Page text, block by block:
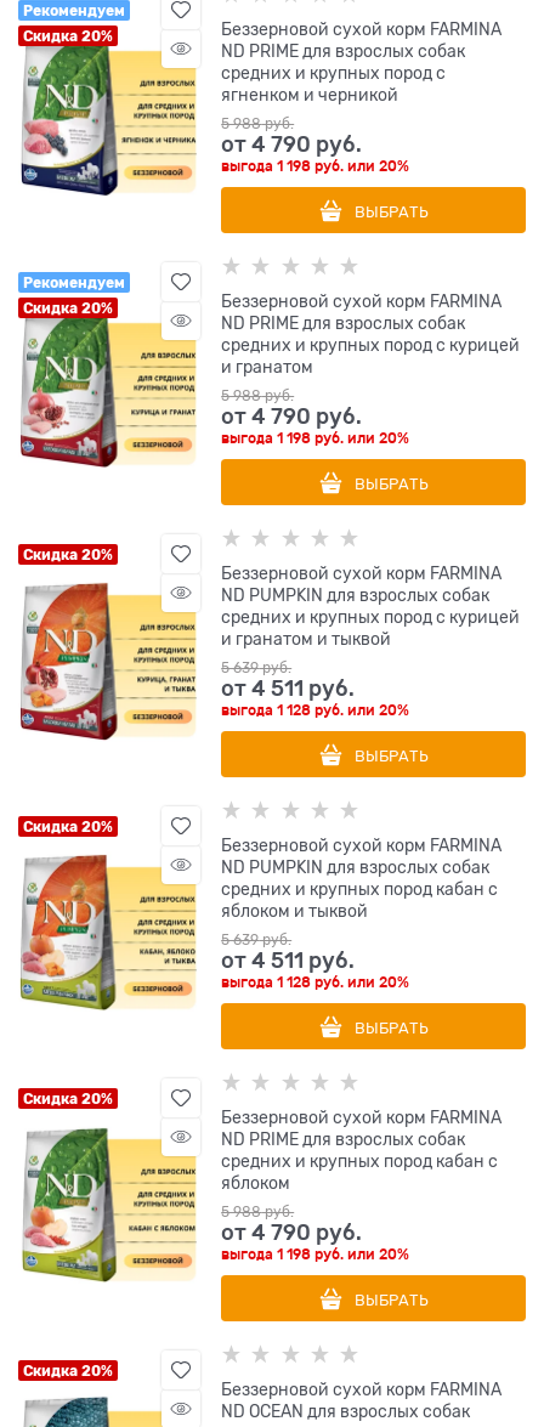
Рекомендуем
Скидка 20%
Беззерновой cухой корм FARMINA
ND PRIME для взрослых собак
средних и крупных пород с
ягненком и черникой
5 988 руб.
от4 790 руб.
выгода1 198 руб. или20%
ВЫБРАТЬ
Рекомендуем
Скидка 20%
Беззерновой cухой корм FARMINA
ND PRIME для взрослых собак
средних и крупных пород с курицей
и гранатом
5 988 руб.
от4 790 руб.
выгода1 198 руб. или20%
ВЫБРАТЬ
Скидка 20%
Беззерновой cухой корм FARMINA
ND PUMPKIN для взрослых собак
средних и крупных пород с курицей
и гранатом и тыквой
5 639 руб.
от4 511 руб.
выгода1 128 руб. или20%
ВЫБРАТЬ
Скидка 20%
Беззерновой cухой корм FARMINA
ND PUMPKIN для взрослых собак
средних и крупных пород кабан с
яблоком и тыквой
5 639 руб.
от4 511 руб.
выгода1 128 руб. или20%
ВЫБРАТЬ
Скидка 20%
Беззерновой cухой корм FARMINA
ND PRIME для взрослых собак
средних и крупных пород кабан с
яблоком
5 988 руб.
от4 790 руб.
выгода1 198 руб. или20%
ВЫБРАТЬ
Скидка 20%
Беззерновой cухой корм FARMINA
ND OCEAN для взрослых собак